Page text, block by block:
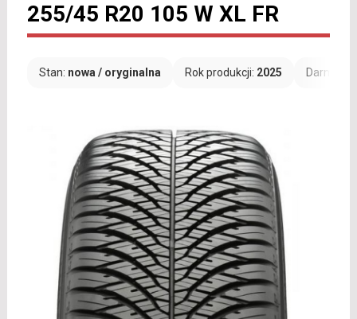
255/45 R20 105 W XL FR
Stan: nowa / oryginalna Rok produkcji: 2025